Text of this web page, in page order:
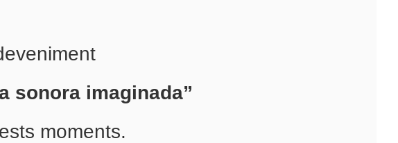
sonora imaginada”
moments.